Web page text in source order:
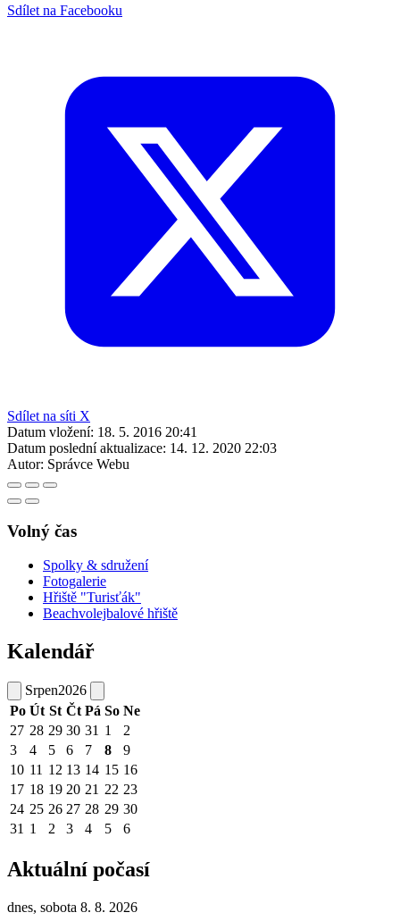
Sdílet na Facebooku
Sdílet na síti X
Datum vložení: 18. 5. 2016 20:41
Datum poslední aktualizace: 14. 12. 2020 22:03
Autor: Správce Webu
Volný čas
Spolky & sdružení
Fotogalerie
Hřiště "Turisťák"
Beachvolejbalové hřiště
Kalendář
Srpen2026
Po Út St Čt Pá So Ne
27 28 29 30 31 1
2
3
4 5 6 7 8
9
10 11 12 13 14 15 16
17 18 19 20 21 22 23
24 25 26 27 28 29 30
31 1 2 3 4 5 6
Aktuální počasí
dnes, sobota 8. 8. 2026